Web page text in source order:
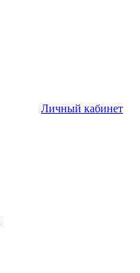
Личный кабинет